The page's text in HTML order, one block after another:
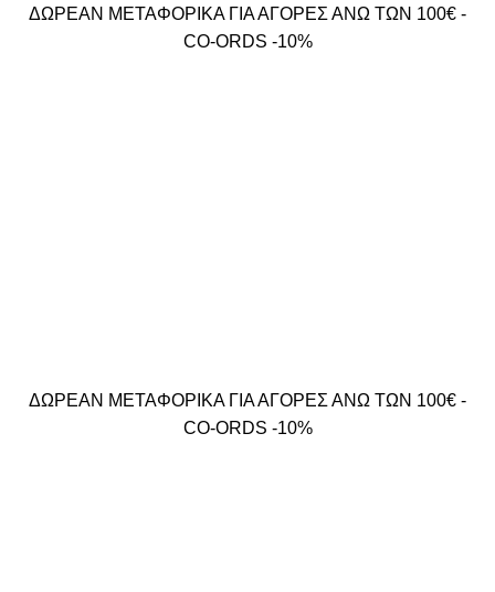
ΔΩΡΕΑΝ ΜΕΤΑΦΟΡΙΚΑ ΓΙΑ ΑΓΟΡΕΣ ΑΝΩ ΤΩΝ 100€ -
CO-ORDS -10%
ΔΩΡΕΑΝ ΜΕΤΑΦΟΡΙΚΑ ΓΙΑ ΑΓΟΡΕΣ ΑΝΩ ΤΩΝ 100€ -
CO-ORDS -10%